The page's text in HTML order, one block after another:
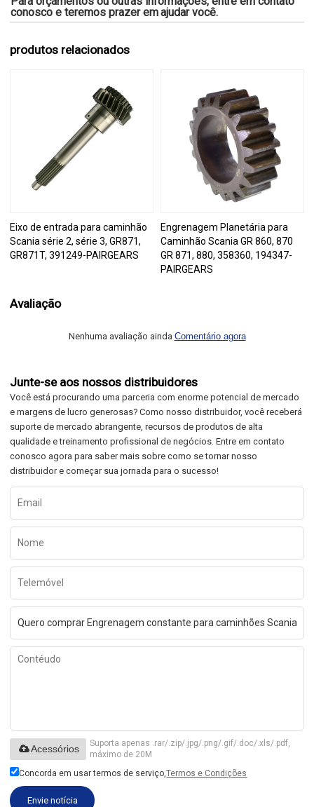
conosco e teremos prazer emajudar você.
produtos relacionados
Eixo de entrada para caminhão
Scania série 2, série 3, GR871,
GR871T, 391249-PAIRGEARS
Engrenagem Planetária para
Caminhão Scania GR 860, 870
GR 871, 880, 358360, 194347-
PAIRGEARS
Avaliação
Nenhuma avaliação ainda Comentário agora
Junte-se aos nossos distribuidores
Você está procurando uma parceria com enorme potencial de mercado
e margens de lucro generosas? Como nosso distribuidor, você receberá
suporte de mercado abrangente, recursos de produtos de alta
qualidade e treinamento profissional de negócios. Entre em contato
conosco agora para saber mais sobre como se tornar nosso
distribuidor e começar sua jornada para o sucesso!
Suporta apenas .rar/.zip/.jpg/.png/.gif/.doc/.xls/.pdf,
máximo de 20M
Acessórios
Concorda em usar termos de serviço,Termos e Condições
Envie notícia